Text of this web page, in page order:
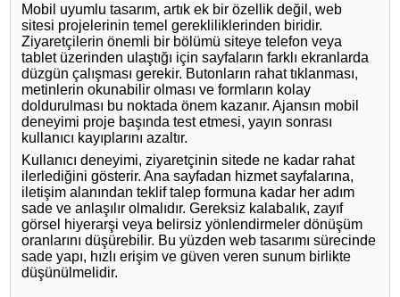
Mobil uyumlu tasarım, artık ek bir özellik değil, web
sitesi projelerinin temel gerekliliklerinden biridir.
Ziyaretçilerin önemli bir bölümü siteye telefon veya
tablet üzerinden ulaştığı için sayfaların farklı ekranlarda
düzgün çalışması gerekir. Butonların rahat tıklanması,
metinlerin okunabilir olması ve formların kolay
doldurulması bu noktada önem kazanır. Ajansın mobil
deneyimi proje başında test etmesi, yayın sonrası
kullanıcı kayıplarını azaltır.
Kullanıcı deneyimi, ziyaretçinin sitede ne kadar rahat
ilerlediğini gösterir. Ana sayfadan hizmet sayfalarına,
iletişim alanından teklif talep formuna kadar her adım
sade ve anlaşılır olmalıdır. Gereksiz kalabalık, zayıf
görsel hiyerarşi veya belirsiz yönlendirmeler dönüşüm
oranlarını düşürebilir. Bu yüzden web tasarımı sürecinde
sade yapı, hızlı erişim ve güven veren sunum birlikte
düşünülmelidir.